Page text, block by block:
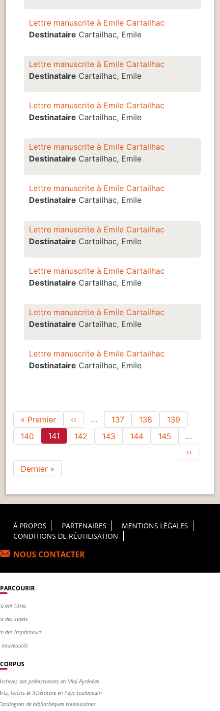
Lettre manuscrite à Emile Cartailhac
Destinataire Cartailhac, Emile
Lettre manuscrite à Emile Cartailhac
Destinataire Cartailhac, Emile
Lettre manuscrite à Emile Cartailhac
Destinataire Cartailhac, Emile
Lettre manuscrite à Emile Cartailhac
Destinataire Cartailhac, Emile
Lettre manuscrite à Emile Cartailhac
Destinataire Cartailhac, Emile
Lettre manuscrite à Emile Cartailhac
Destinataire Cartailhac, Emile
Lettre manuscrite à Emile Cartailhac
Destinataire Cartailhac, Emile
Lettre manuscrite à Emile Cartailhac
Destinataire Cartailhac, Emile
Lettre manuscrite à Emile Cartailhac
Destinataire Cartailhac, Emile
« PremierPremière page
‹‹ Page précédente
… 137 138
139
140
141 142 143 144 145
…
››
Dernier »
Footer Principal
À PROPOS PARTENAIRES
MENTIONS LÉGALES
CONDITIONS DE RÉUTILISATION
NOUS CONTACTER
PARCOURIR
par titres
des sujets
des imprimeurs
nouveautés
CORPUS
des préhistoriens en Midi-Pyrénées
loisirs et littérature en Pays toulousain
de bibliothèques toulousaines